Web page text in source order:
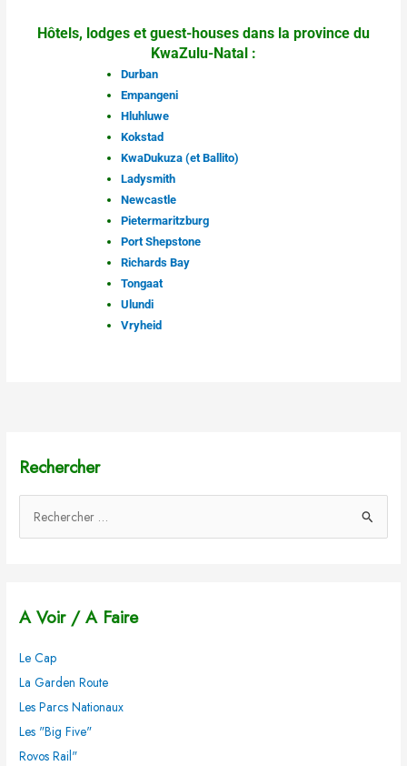
Hôtels, lodges et guest-houses dans la province du
KwaZulu-Natal :
Durban
Empangeni
Hluhluwe
Kokstad
KwaDukuza (et Ballito)
Ladysmith
Newcastle
Pietermaritzburg
Port Shepstone
Richards Bay
Tongaat
Ulundi
Vryheid
Rechercher
e
e
c
h
e
r
A Voir / A Faire
Le Cap
La Garden Route
Les Parcs Nationaux
Les "Big Five"
Rovos Rail"